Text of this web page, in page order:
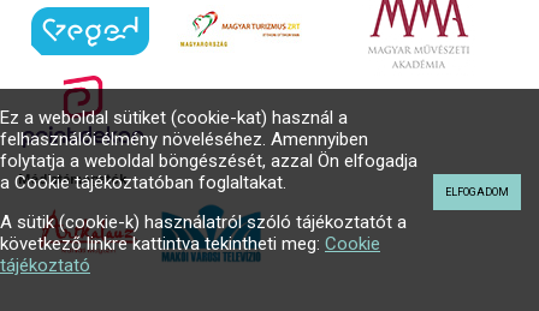
Médiatámogatók
Ez a weboldal sütiket (cookie-kat) használ a
felhasználói élmény növeléséhez. Amennyiben
folytatja a weboldal böngészését, azzal Ön elfogadja
a Cookie tájékoztatóban foglaltakat.
A sütik (cookie-k) használatról szóló tájékoztatót a
következő linkre kattintva tekintheti meg: Cookie
tájékoztató
ELFOGADOM